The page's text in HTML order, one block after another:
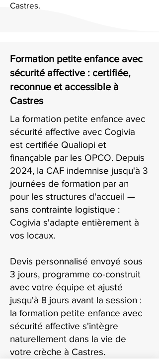
Castres.
Formation petite enfance avec
sécurité affective : certifiée,
reconnue et accessible à
Castres
La formation petite enfance avec
sécurité affective avec Cogivia
est certifiée Qualiopi et
finançable par les OPCO. Depuis
2024, la CAF indemnise jusqu'à 3
journées de formation par an
pour les structures d'accueil —
sans contrainte logistique :
Cogivia s'adapte entièrement à
vos locaux.
Devis personnalisé envoyé sous
3 jours, programme co-construit
avec votre équipe et ajusté
jusqu'à 8 jours avant la session :
la formation petite enfance avec
sécurité affective s'intègre
naturellement dans la vie de
votre crèche à Castres.